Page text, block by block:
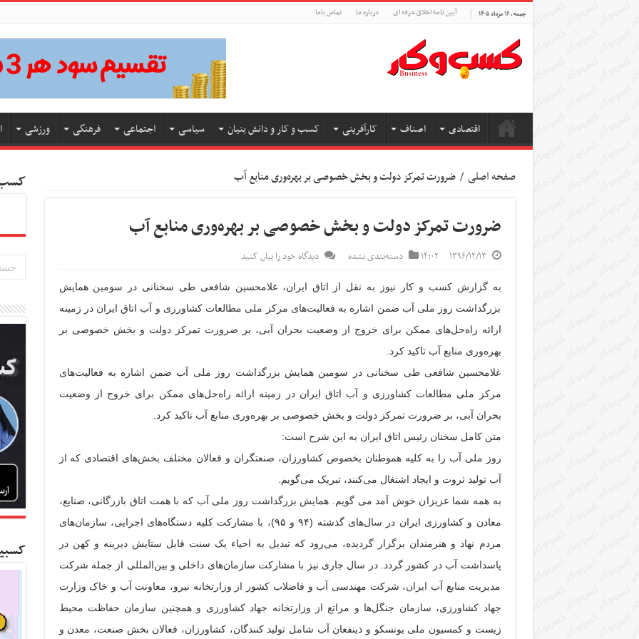
جمعه , ۱۶ مرداد ۱۴۰۵ آیین نامه اخلاق حرفه ای درباره ما تماس باما
اقتصادی اصناف کارآفرینی کسب و کار و دانش بنیان سیاسی اجتماعی فرهنگی ورزشی
صفحه اصلی / ضرورت تمرکز دولت و بخش خصوصی بر بهره‌وری منابع آب
ضرورت تمرکز دولت و بخش خصوصی بر بهره‌وری منابع آب
۱۳۹۶/۱۲/۱۳ ۱۴:۰۲ دسته‌بندی نشده دیدگاه خود را بیان کنید
به گزارش کسب و کار نیوز به نقل از اتاق ایران،غلامحسین شافعی طی سخنانی در سومین همایش
بزرگداشت روز ملی آب ضمن اشاره به فعالیت‌های مرکز ملی مطالعات کشاورزی و آب اتاق ایران در زمینه
ارائه راه‌حل‌های ممکن برای خروج از وضعیت بحران آبی، بر ضرورت تمرکز دولت و بخش خصوصی بر
بهره‌وری منابع آب تاکید کرد.
غلامحسین شافعی طی سخنانی در سومین همایش بزرگداشت روز ملی آب ضمن اشاره به فعالیت‌های
مرکز ملی مطالعات کشاورزی و آب اتاق ایران در زمینه ارائه راه‌حل‌های ممکن برای خروج از وضعیت
بحران آبی، بر ضرورت تمرکز دولت و بخش خصوصی بر بهره‌وری منابع آب تاکید کرد.
متن کامل سخنان رئیس اتاق ایران به این شرح است:
روز ملی آب را به کلیه هموطنان بخصوص کشاورزان، صنعتگران و فعالان مختلف بخش‌های اقتصادی که از
آب تولید ثروت و ایجاد اشتغال می‌کنند، تبریک می‌گویم.
به همه شما عزیزان خوش آمد می گویم. همایش بزرگداشت روز ملی آب که با همت اتاق بازرگانی، صنایع،
معادن و کشاورزی ایران در سال‌های گذشته (۹۴ و ۹۵)، با مشارکت کلیه دستگاه‌های اجرایی، سازمان‌های
مردم نهاد و هنرمندان برگزار گردیده، می‌رود که تبدیل به احیاء یک سنت قابل ستایش دیرینه و کهن در
پاسداشت آب در کشور گردد. در سال جاری نیز با مشارکت سازمان‌های داخلی و بین‌المللی از جمله شرکت
مدیریت منابع آب ایران، شرکت مهندسی آب و فاضلاب کشور از وزارتخانه نیرو، معاونت آب و خاک وزارت
جهاد کشاورزی، سازمان جنگل‌ها و مراتع از وزارتخانه جهاد کشاورزی و همچنین سازمان حفاظت محیط
زیست و کمسیون ملی یونسکو و ذینفعان آب شامل تولید کنندگان، کشاورزان، فعالان بخش صنعت، معدن و
کسب